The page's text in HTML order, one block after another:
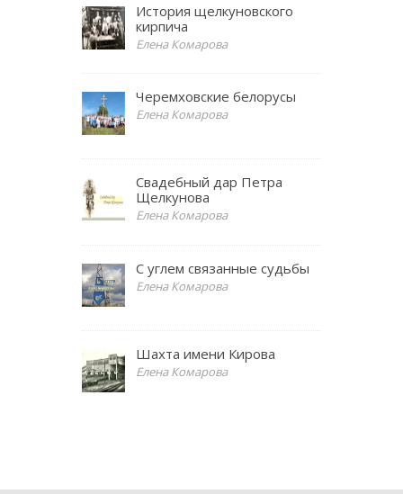
История щелкуновского
кирпича
Елена Комарова
Черемховские белорусы
Елена Комарова
Свадебный дар Петра
Щелкунова
Елена Комарова
С углем связанные судьбы
Елена Комарова
Шахта имени Кирова
Елена Комарова